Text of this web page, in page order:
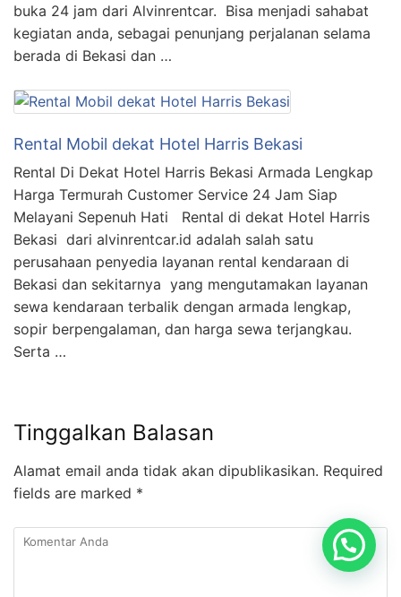
buka 24 jam dari Alvinrentcar. Bisa menjadi sahabat
kegiatan anda, sebagai penunjang perjalanan selama
berada di Bekasi dan …
Rental Mobil dekat Hotel Harris Bekasi
Rental Di Dekat Hotel Harris Bekasi Armada Lengkap
Harga Termurah Customer Service 24 Jam Siap
Melayani Sepenuh Hati Rental di dekat Hotel Harris
Bekasi dari alvinrentcar.id adalah salah satu
perusahaan penyedia layanan rental kendaraan di
Bekasi dan sekitarnya yang mengutamakan layanan
sewa kendaraan terbalik dengan armada lengkap,
sopir berpengalaman, dan harga sewa terjangkau.
Serta …
Tinggalkan Balasan
Alamat email anda tidak akan dipublikasikan. Required
fields are marked *